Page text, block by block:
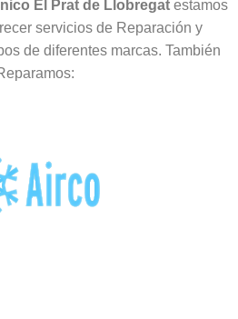
El Prat de Llobregat estamos
servicios de Reparación y
de diferentes marcas. También